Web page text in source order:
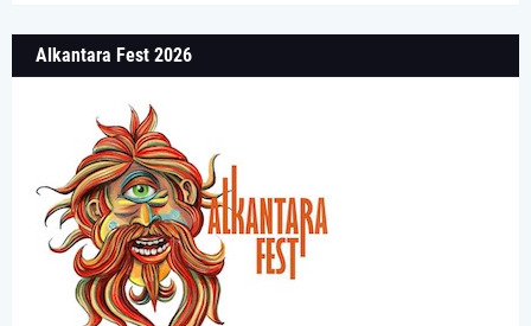
Alkantara Fest 2026